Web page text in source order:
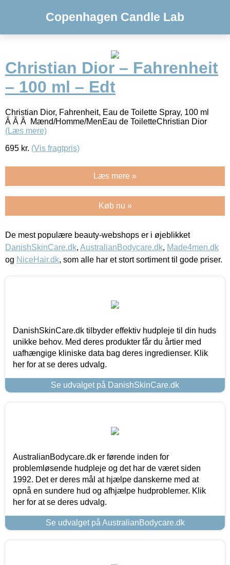
Copenhagen Candle Lab
Christian Dior – Fahrenheit
– 100 ml – Edt
Christian Dior, Fahrenheit, Eau de Toilette Spray, 100 ml
Â Â Â Mænd/Homme/MenEau de ToiletteChristian Dior
(Læs mere)
695 kr. (Vis fragtpris)
Læs mere »
Køb nu »
De mest populære beauty-webshops er i øjeblikket
DanishSkinCare.dk, AustralianBodycare.dk, Made4men.dk
og NiceHair.dk, som alle har et stort sortiment til gode priser.
DanishSkinCare.dk tilbyder effektiv hudpleje til din huds
unikke behov. Med deres produkter får du årtier med
uafhængige kliniske data bag deres ingredienser. Klik
her for at se deres udvalg.
Se udvalget på DanishSkinCare.dk
AustralianBodycare.dk er førende inden for
problemløsende hudpleje og det har de været siden
1992. Det er deres mål at hjælpe danskerne med at
opnå en sundere hud og afhjælpe hudproblemer. Klik
her for at se deres udvalg.
Se udvalget på AustralianBodycare.dk